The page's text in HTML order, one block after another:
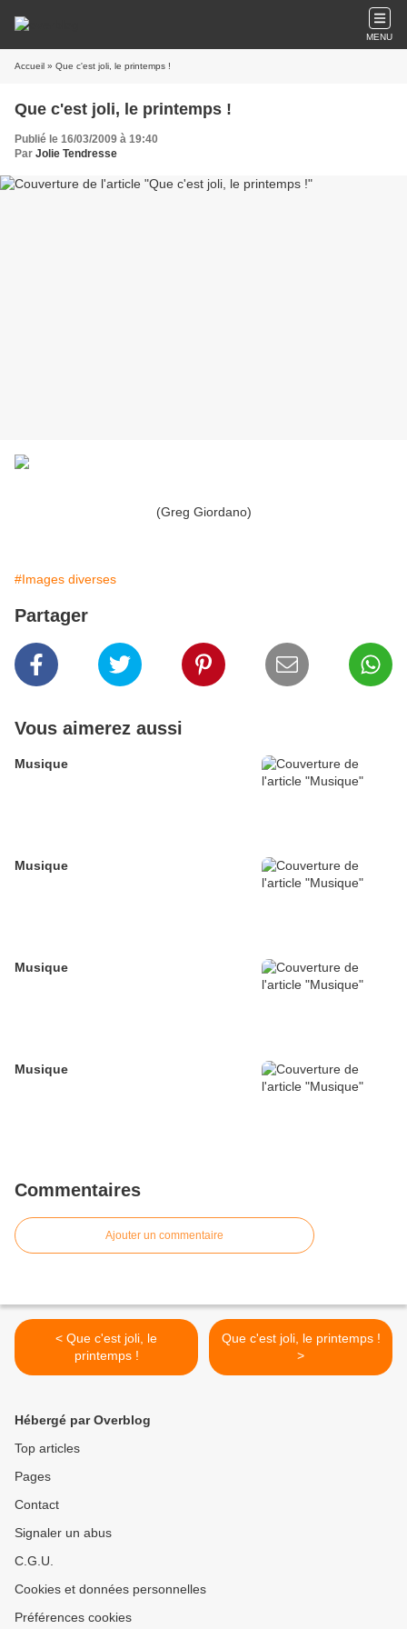
MENU
Accueil » Que c'est joli, le printemps !
Que c'est joli, le printemps !
Publié le 16/03/2009 à 19:40
Par Jolie Tendresse
(Greg Giordano)
#Images diverses
Partager
Vous aimerez aussi
Musique
Musique
Musique
Musique
Commentaires
Ajouter un commentaire
< Que c'est joli, le
printemps !
Que c'est joli, le printemps !
>
Hébergé par Overblog
Top articles
Pages
Contact
Signaler un abus
C.G.U.
Cookies et données personnelles
Préférences cookies